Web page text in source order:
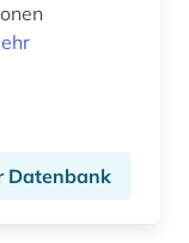
Datenbank